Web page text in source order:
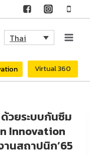
Thai
Virtual 360
วยระบบกันซึม
Innovation
นสถาปนิก’65